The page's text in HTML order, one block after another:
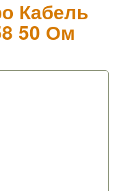
Кабель
50 Ом